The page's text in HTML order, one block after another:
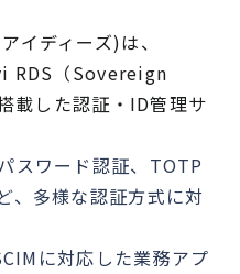
イディーズ)は、
RDS（Sovereign
載した認証・ID管理サ
スワード認証、TOTP
、多様な認証方式に対
に対応した業務アプ